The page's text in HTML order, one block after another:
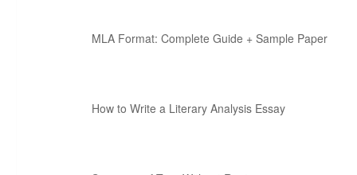
MLA Format: Complete Guide + Sample Paper
How to Write a Literary Analysis Essay